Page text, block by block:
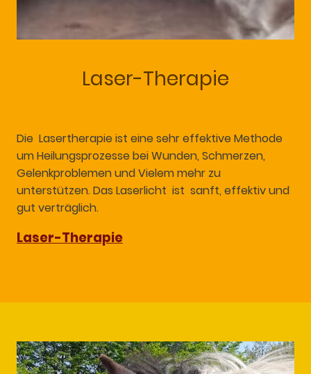
Laser-Therapie
Die Lasertherapie ist eine sehr effektive Methode
um Heilungsprozesse bei Wunden, Schmerzen,
Gelenkproblemen und Vielem mehr zu
unterstützen. Das Laserlicht ist sanft, effektiv und
gut verträglich.
Laser-Therapie